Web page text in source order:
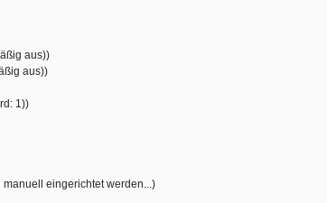
aus))
aus))
1))
eingerichtet werden...)